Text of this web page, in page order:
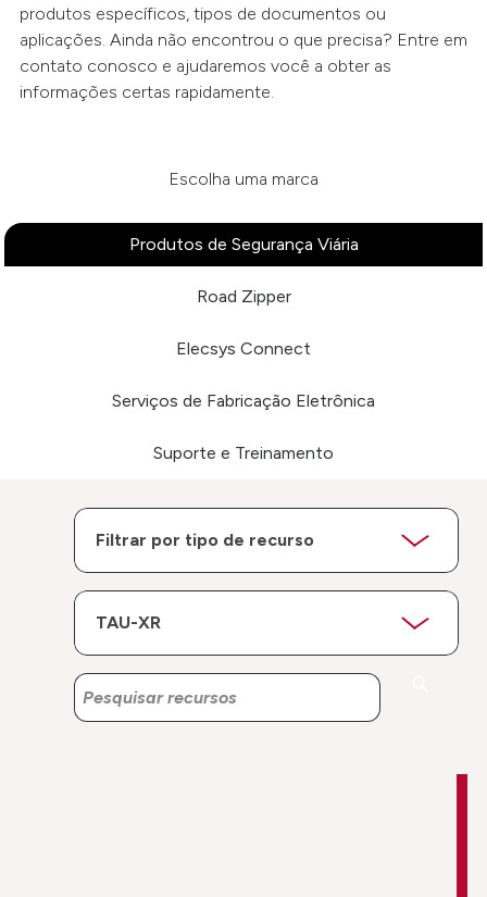
produtos específicos, tipos de documentos ou
aplicações. Ainda não encontrou o que precisa? Entre em
contato conosco e ajudaremos você a obter as
informações certas rapidamente.
Escolha uma marca
Produtos de Segurança Viária
Road Zipper
Elecsys Connect
Serviços de Fabricação Eletrônica
Suporte e Treinamento
Pesquisar
recursos